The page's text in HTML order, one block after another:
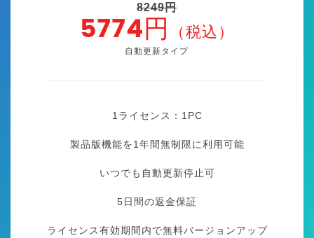
8249円
5774円 （税込）
自動更新タイプ
1ライセンス：1 PC
製品版機能を1年間無制限に利用可能
いつでも自動更新停止可
5日間の返金保証
ライセンス有効期間内で無料バージョンアップ